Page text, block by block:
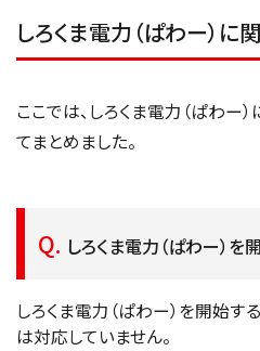
しろくま電力（ぱわー）に
ここでは、しろくま電力（ぱわー
てまとめました。
しろくま電力（ぱわー）
しろくま電力（ぱわー）を開始
は対応していません。